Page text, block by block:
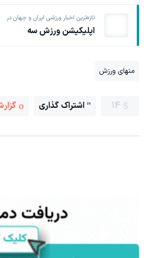
تازه‌ترین اخبار ورزشی ایران و جهان در
اپلیکیشن ورزش سه
منهای ورزش
14 اشتراک گذاری